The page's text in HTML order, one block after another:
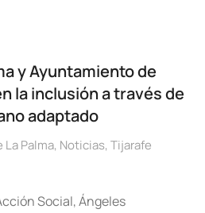
y Ayuntamiento de
la inclusión a través de
adaptado
Palma, Noticias, Tijarafe
Social, Ángeles